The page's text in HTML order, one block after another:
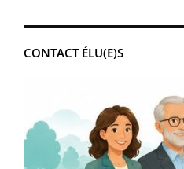
CONTACT ÉLU(E)S